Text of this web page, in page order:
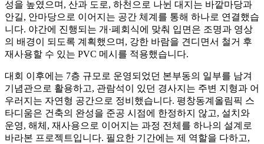
성을 높였으며, 산과 도로, 하천으로 나뉜 대지는 바깥마당과
안길, 안마당으로 이어지는 공간 체계를 통해 하나로 연결했습
니다. 야간에 진행되는 개·폐회식에 맞춰 입면은 조명과 영상
의 배경이 되도록 계획했으며, 강한 바람을 견디면서 철거 후
재사용할 수 있는 PVC 메시를 적용했습니다.
대회 이후에는 7층 규모로 운영되었던 본부동의 일부를 남겨
기념관으로 활용하고, 관람석이 있던 경사지는 주변 지형과 어
우러지는 자연형 공간으로 정비했습니다. 평창동계올림픽 스
타디움은 건축의 완성을 준공 시점에 한정하지 않고, 설치와
운영, 해체, 재사용으로 이어지는 과정 전체를 하나의 설계로
바라본 프로젝트입니다. 필요한 기간에는 제 역할을 다하고,